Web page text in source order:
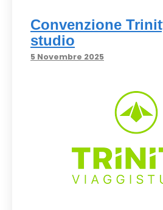
Convenzione
studio
5 Novembre 2025